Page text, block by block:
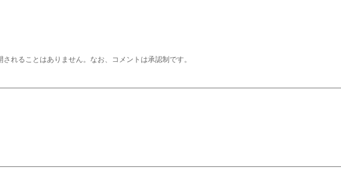
されることはありません。なお、コメントは承認制です。